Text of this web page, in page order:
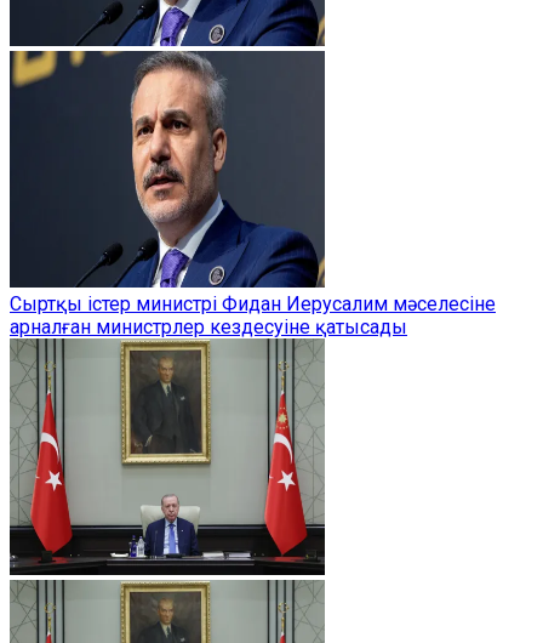
Сыртқы істер министрі Фидан Иерусалим мәселесіне
арналған министрлер кездесуіне қатысады